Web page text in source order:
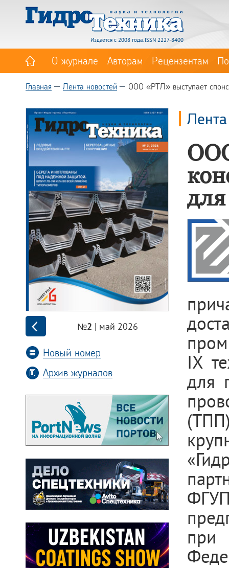
Издается с 2008 года. ISSN 2227-8400
О журнале Авторам Рецензентам
Главная Лента новостей ООО «РТЛ» выступает
№2 | май 2026
Новый номер
Архив журналов
для
IX
для
при